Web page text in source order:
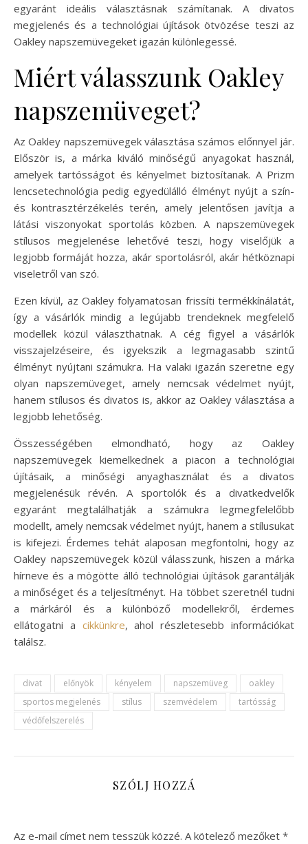
egyaránt ideális választásnak számítanak. A divatos
megjelenés és a technológiai újítások ötvözése teszi az
Oakley napszemüvegeket igazán különlegessé.
Miért válasszunk Oakley
napszemüveget?
Az Oakley napszemüvegek választása számos előnnyel jár.
Először is, a márka kiváló minőségű anyagokat használ,
amelyek tartósságot és kényelmet biztosítanak. A Prizm
lencsetechnológia pedig egyedülálló élményt nyújt a szín-
és kontrasztérzékelés terén, amely jelentősen javítja a
látási viszonyokat sportolás közben. A napszemüvegek
stílusos megjelenése lehetővé teszi, hogy viselőjük a
legjobb formáját hozza, akár sportolásról, akár hétköznapi
viseletről van szó.
Ezen kívül, az Oakley folyamatosan frissíti termékkínálatát,
így a vásárlók mindig a legújabb trendeknek megfelelő
modellek közül választhatnak. A cég figyel a vásárlók
visszajelzéseire, és igyekszik a legmagasabb szintű
élményt nyújtani számukra. Ha valaki igazán szeretne egy
olyan napszemüveget, amely nemcsak védelmet nyújt,
hanem stílusos és divatos is, akkor az Oakley választása a
legjobb lehetőség.
Összességében elmondható, hogy az Oakley
napszemüvegek kiemelkednek a piacon a technológiai
újításaik, a minőségi anyaghasználat és a divatos
megjelenésük révén. A sportolók és a divatkedvelők
egyaránt megtalálhatják a számukra legmegfelelőbb
modellt, amely nemcsak védelmet nyújt, hanem a stílusukat
is kifejezi. Érdemes tehát alaposan megfontolni, hogy az
Oakley napszemüvegek közül válasszunk, hiszen a márka
hírneve és a mögötte álló technológiai újítások garantálják
a minőséget és a teljesítményt. Ha többet szeretnél tudni
a márkáról és a különböző modellekről, érdemes
ellátogatni a cikkünkre, ahol részletesebb információkat
találsz.
divat előnyök kényelem napszemüveg
oakley
sportos megjelenés
stílus szemvédelem
tartósság
védőfelszerelés
SZÓLJ HOZZÁ
Az e-mail címet nem tesszük közzé. A kötelező mezőket *